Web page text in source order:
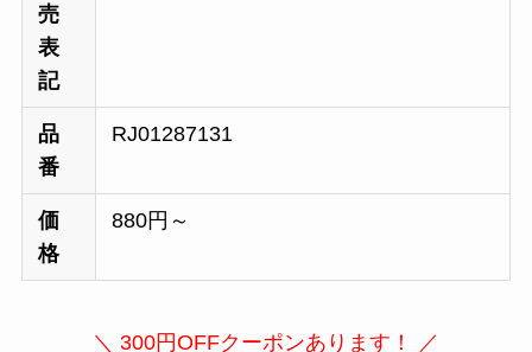
売
表
記
品
番
RJ01287131
価
格
880円～
＼ 300円OFFクーポンあります！ ／